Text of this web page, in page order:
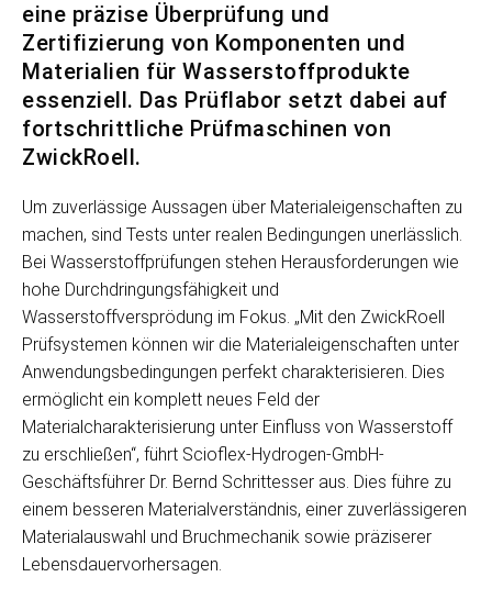
eine präzise Überprüfung und
Zertifizierung von Komponenten und
Materialien für Wasserstoffprodukte
essenziell. Das Prüflabor setzt dabei auf
fortschrittliche Prüfmaschinen von
ZwickRoell.
Um zuverlässige Aussagen über Materialeigenschaften zu
machen, sind Tests unter realen Bedingungen unerlässlich.
Bei Wasserstoffprüfungen stehen Herausforderungen wie
hohe Durchdringungsfähigkeit und
Wasserstoffversprödung im Fokus. „Mit den ZwickRoell
Prüfsystemen können wir die Materialeigenschaften unter
Anwendungsbedingungen perfekt charakterisieren. Dies
ermöglicht ein komplett neues Feld der
Materialcharakterisierung unter Einfluss von Wasserstoff
zu erschließen“, führt Scioflex-Hydrogen-GmbH-
Geschäftsführer Dr. Bernd Schrittesser aus. Dies führe zu
einem besseren Materialverständnis, einer zuverlässigeren
Materialauswahl und Bruchmechanik sowie präziserer
Lebensdauervorhersagen.